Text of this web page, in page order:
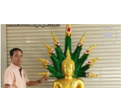
Add to
Wishlist